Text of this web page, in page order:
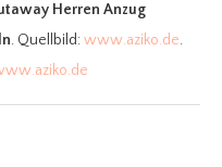
Herren Anzug
. Quellbild:www.aziko.de.